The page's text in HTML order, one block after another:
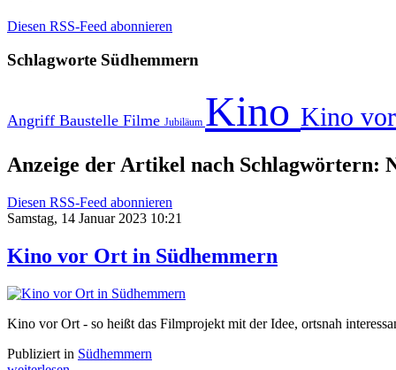
Diesen RSS-Feed abonnieren
Schlagworte Südhemmern
Angriff Baustelle Filme Jubiläum Kino Kino
Anzeige der Artikel nach Schlagwörtern:
Diesen RSS-Feed abonnieren
Samstag, 14 Januar 2023 10:21
Kino vor Ort in Südhemmern
Kino vor Ort - so heißt das Filmprojekt mit der Idee, ortsnah
Publiziert in Südhemmern